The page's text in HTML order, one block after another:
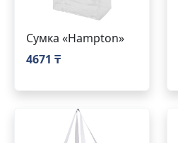
Сумка «Hampton»
4671 ₸